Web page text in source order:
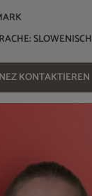
SLOWENISCH
KONTAKTIEREN